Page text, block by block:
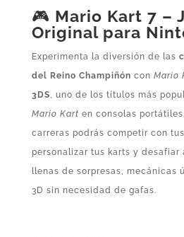
🎮 Mario Kart 7 –
Original para
Experimenta la diversión de las
del Reino Champiñón con Mario
3DS , uno de los títulos más
Mario Kart en consolas
carreras podrás competir con
personalizar tus karts y desafiar
llenas de sorpresas, mecánicas
3D sin necesidad de gafas.